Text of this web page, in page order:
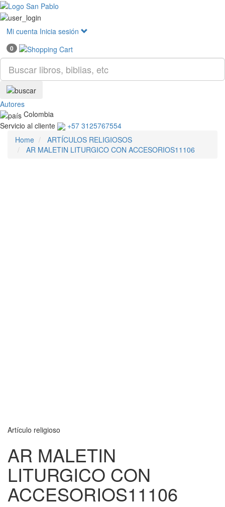
Mi cuenta Inicia sesión
0
Autores
Colombia
Servicio al cliente
+57 3125767554
Home
ARTÍCULOS RELIGIOSOS
AR MALETIN LITURGICO CON ACCESORIOS11106
Artículo religioso
AR MALETIN
LITURGICO CON
ACCESORIOS11106